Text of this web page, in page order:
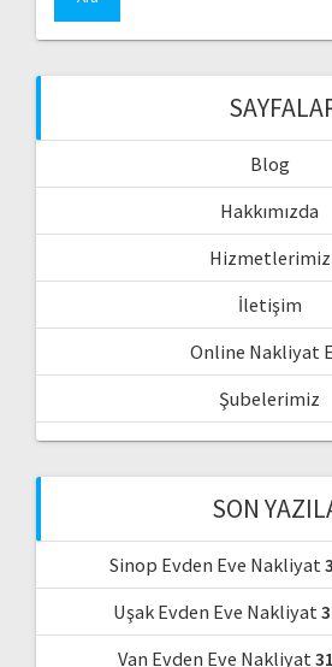
Blog
Hakkımızda
Hizmetlerimiz
İletişim
Online Nakliyat
Şubelerimiz
SON
Sinop Evden Eve Nakliyat
Uşak Evden Eve Nakliyat
Van Evden Eve Nakliyat